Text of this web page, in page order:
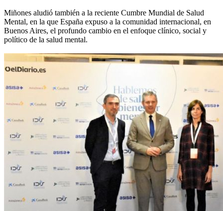
Miñones aludió también a la reciente Cumbre Mundial de Salud
Mental, en la que España expuso a la comunidad internacional, en
Buenos Aires, el profundo cambio en el enfoque clínico, social y
político de la salud mental.